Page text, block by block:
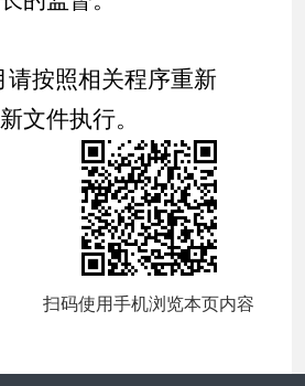
请按照相关程序重新
文件执行。
扫码使用手机浏览本页内容